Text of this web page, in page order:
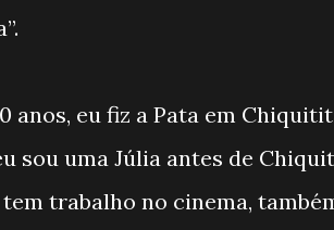
anos, eu fiz a Pata em
sou uma Júlia antes de
trabalho no cinema,